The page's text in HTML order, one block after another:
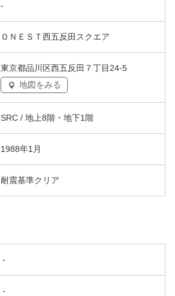
-
ＯＮＥＳＴ西五反田スクエア
東京都品川区西五反田７丁目24-5
地図をみる
SRC / 地上8階・地下1階
1988年1月
耐震基準クリア
-
-